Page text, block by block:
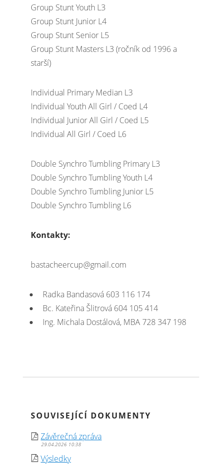
Group Stunt Youth L3
Group Stunt Junior L4
Group Stunt Senior L5
Group Stunt Masters L3 (ročník od 1996 a
starší)
Individual Primary Median L3
Individual Youth All Girl / Coed L4
Individual Junior All Girl / Coed L5
Individual All Girl / Coed L6
Double Synchro Tumbling Primary L3
Double Synchro Tumbling Youth L4
Double Synchro Tumbling Junior L5
Double Synchro Tumbling L6
Kontakty:
bastacheercup@gmail.com
Radka Bandasová 603 116 174
Bc. Kateřina Šlitrová 604 105 414
Ing. Michala Dostálová, MBA 728 347 198
SOUVISEJÍCÍ DOKUMENTY
Závěrečná zpráva
29.04.2026 10:38
Výsledky